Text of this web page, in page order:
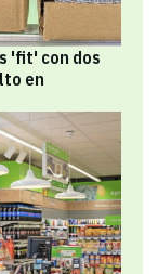
'fit' con dos
en